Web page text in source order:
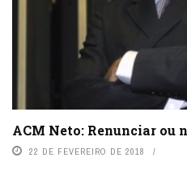
ACM Neto: Renunciar ou
22 DE FEVEREIRO DE 2018